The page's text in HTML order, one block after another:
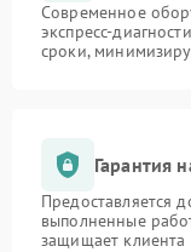
Современное
экспресс-
сроки,
Гарантия
Предоставляется
выполненные
защищает клиента